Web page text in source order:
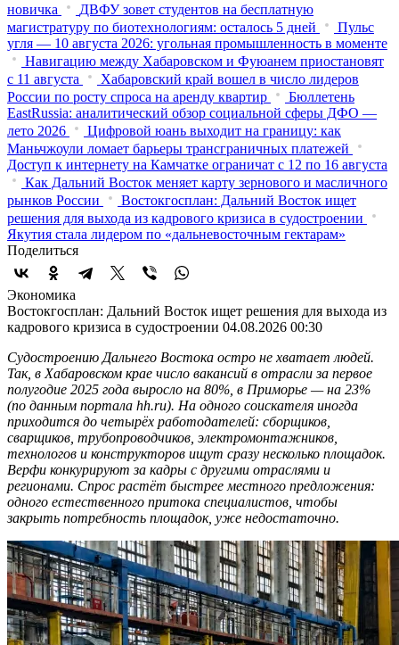
новичка
ДВФУ зовет студентов на бесплатную
магистратуру по биотехнологиям: осталось 5 дней
Пульс
угля — 10 августа 2026: угольная промышленность в моменте
Навигацию между Хабаровском и Фуюанем приостановят
с 11 августа
Хабаровский край вошел в число лидеров
России по росту спроса на аренду квартир
Бюллетень
EastRussia: аналитический обзор социальной сферы ДФО —
лето 2026
Цифровой юань выходит на границу: как
Маньчжоули ломает барьеры трансграничных платежей
Доступ к интернету на Камчатке ограничат с 12 по 16 августа
Как Дальний Восток меняет карту зернового и масличного
рынков России
Востокгосплан: Дальний Восток ищет
решения для выхода из кадрового кризиса в судостроении
Якутия стала лидером по «дальневосточным гектарам»
Поделиться
Экономика
Востокгосплан: Дальний Восток ищет решения для выхода из
кадрового кризиса в судостроении 04.08.2026 00:30
Судостроению Дальнего Востока остро не хватает людей.
Так, в Хабаровском крае число вакансий в отрасли за первое
полугодие 2025 года выросло на 80%, в Приморье — на 23%
(по данным портала hh.ru). На одного соискателя иногда
приходится до четырёх работодателей: сборщиков,
сварщиков, трубопроводчиков, электромонтажников,
технологов и конструкторов ищут сразу несколько площадок.
Верфи конкурируют за кадры с другими отраслями и
регионами. Спрос растёт быстрее местного предложения:
одного естественного притока специалистов, чтобы
закрыть потребность площадок, уже недостаточно.